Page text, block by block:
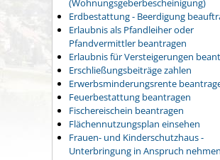
(Wohnungsgeberbescheinigung)
Erdbestattung - Beerdigung
Erlaubnis als Pfandleiher oder
Pfandvermittler beantragen
Erlaubnis für Versteigerungen
Erschließungsbeiträge zahlen
Erwerbsminderungsrente
Feuerbestattung beantragen
Fischereischein beantragen
Flächennutzungsplan einsehen
Frauen- und Kinderschutzhaus -
Unterbringung in Anspruch nehmen